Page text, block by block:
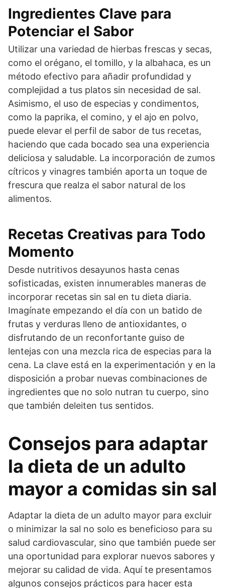
Ingredientes Clave para
Potenciar el Sabor
Utilizar una variedad de hierbas frescas y secas,
como el orégano, el tomillo, y la albahaca, es un
método efectivo para añadir profundidad y
complejidad a tus platos sin necesidad de sal.
Asimismo, el uso de especias y condimentos,
como la paprika, el comino, y el ajo en polvo,
puede elevar el perfil de sabor de tus recetas,
haciendo que cada bocado sea una experiencia
deliciosa y saludable. La incorporación de zumos
cítricos y vinagres también aporta un toque de
frescura que realza el sabor natural de los
alimentos.
Recetas Creativas para Todo
Momento
Desde nutritivos desayunos hasta cenas
sofisticadas, existen innumerables maneras de
incorporar recetas sin sal en tu dieta diaria.
Imagínate empezando el día con un batido de
frutas y verduras lleno de antioxidantes, o
disfrutando de un reconfortante guiso de
lentejas con una mezcla rica de especias para la
cena. La clave está en la experimentación y en la
disposición a probar nuevas combinaciones de
ingredientes que no solo nutran tu cuerpo, sino
que también deleiten tus sentidos.
Consejos para adaptar
la dieta de un adulto
mayor a comidas sin sal
Adaptar la dieta de un adulto mayor para excluir
o minimizar la sal no solo es beneficioso para su
salud cardiovascular, sino que también puede ser
una oportunidad para explorar nuevos sabores y
mejorar su calidad de vida. Aquí te presentamos
algunos consejos prácticos para hacer esta